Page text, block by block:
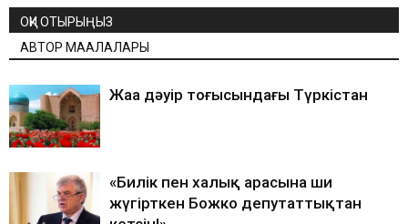
ОҚИ ОТЫРЫҢЫЗ
АВТОР МАҚАЛАЛАРЫ
Жаңа дәуір тоғысындағы Түркістан
«Билік пен халық арасына ши
жүгірткен Божко депутаттықтан